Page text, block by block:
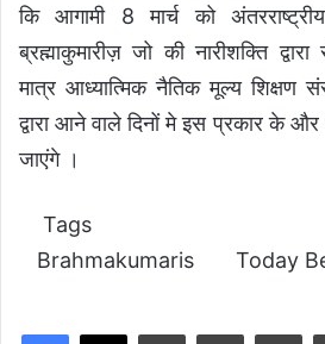
कि आगामी 8 मार्च को
ब्रह्माकुमारीज़ जो की नारीशक्ति
मात्र आध्यात्मिक नैतिक मूल्य शिक्षण
द्वारा आने वाले दिनों मे इस प्रकार के
जाएंगे ।
Tags
Brahmakumaris
Today